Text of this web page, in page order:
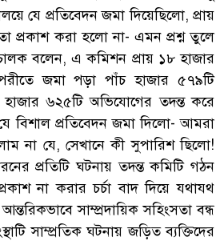
যে প্রতিবেদন জমা দিয়েছিলো, প্রায়
করা হলো না- এমন প্রশ্ন তুলে
বলেন, এ কমিশন প্রায় ১৮ হাজার
জমা পড়া পাঁচ হাজার ৫৭৯টি
৬২৫টি অভিযোগের তদন্ত করে
বিশাল প্রতিবেদন জমা দিলো- আমরা
না যে, সেখানে কী সুপারিশ ছিলো!
প্রতিটি ঘটনায় তদন্ত কমিটি গঠন
না করার চর্চা বাদ দিয়ে যথাযথ
সাম্প্রদায়িক সহিংসতা বন্ধ
সাম্প্রতিক ঘটনায় জড়িত ব্যক্তিদের